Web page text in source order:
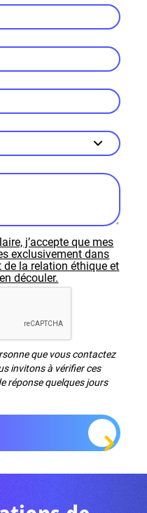
j’accepte que mes
exclusivement dans
de la relation éthique et
découler.
que vous contactez
invitons à vérifier ces
réponse quelques jours